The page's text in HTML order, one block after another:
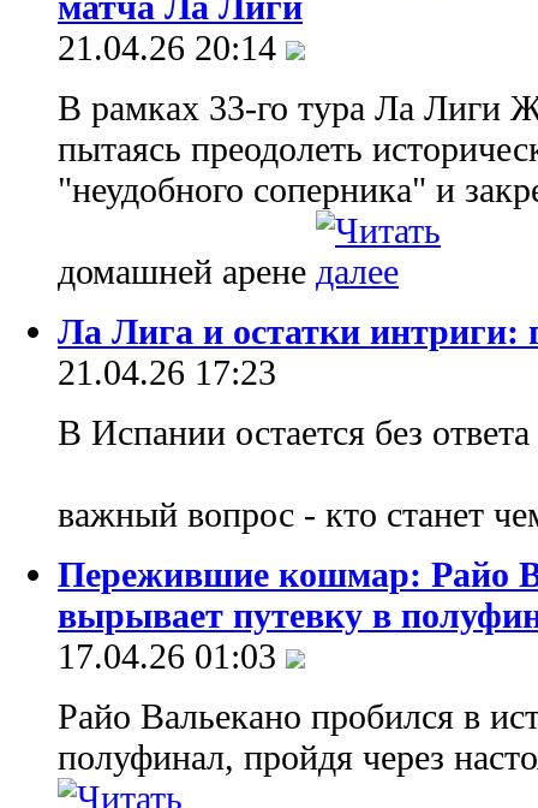
21.04.26 20:14
В рамках 33-го тура Ла Лиги
пытаясь преодолеть
"неудобного соперника" и
домашней арене
Ла Лига и остатки интриги:
21.04.26 17:23
В Испании остается без
важный вопрос - кто станет
Пережившие кошмар: Райо
вырывает путевку в
17.04.26 01:03
Райо Вальекано пробился в
полуфинал, пройдя через